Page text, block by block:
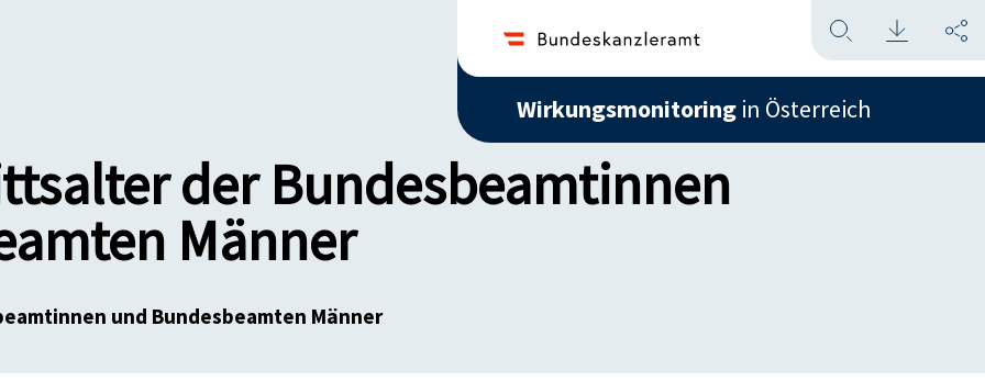
Wirkungsmonitoring in Österreich
der Bundesbeamtinnen
Männer
und Bundesbeamten Männer